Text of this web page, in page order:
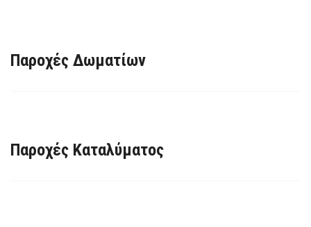
Παροχές Δωματίων
Παροχές Καταλύματος